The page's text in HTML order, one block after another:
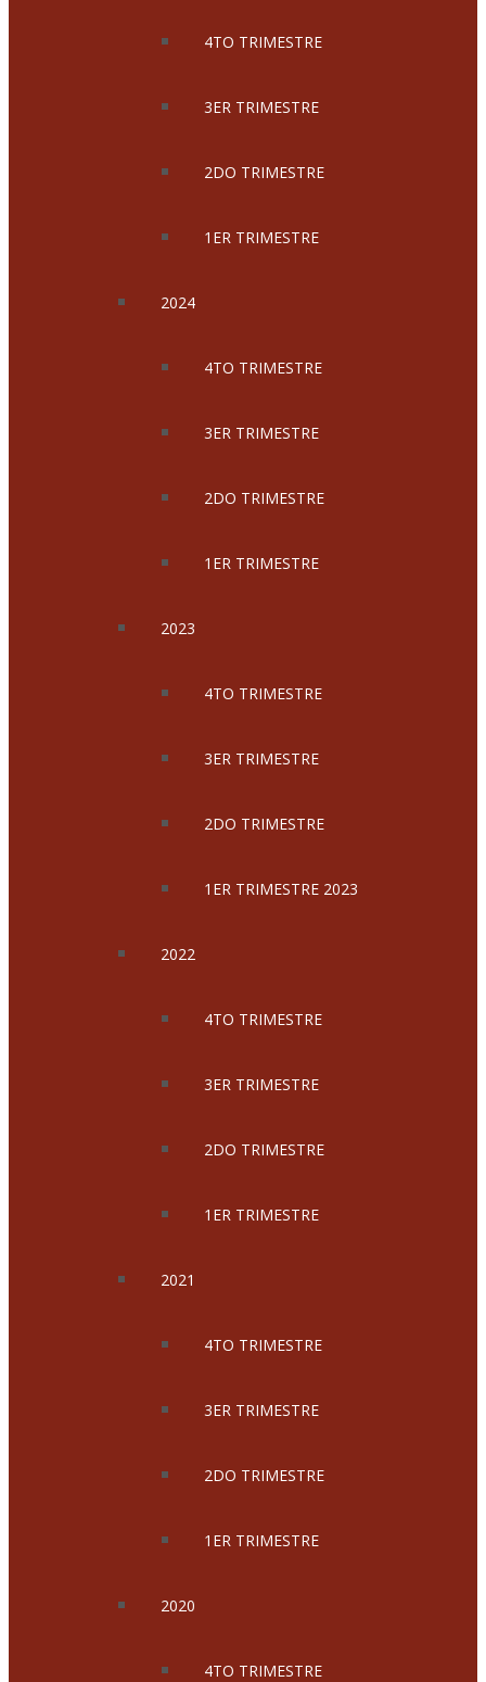
4TO TRIMESTRE
3ER TRIMESTRE
2DO TRIMESTRE
1ER TRIMESTRE
2024
4TO TRIMESTRE
3ER TRIMESTRE
2DO TRIMESTRE
1ER TRIMESTRE
2023
4TO TRIMESTRE
3ER TRIMESTRE
2DO TRIMESTRE
1ER TRIMESTRE 2023
2022
4TO TRIMESTRE
3ER TRIMESTRE
2DO TRIMESTRE
1ER TRIMESTRE
2021
4TO TRIMESTRE
3ER TRIMESTRE
2DO TRIMESTRE
1ER TRIMESTRE
2020
4TO TRIMESTRE